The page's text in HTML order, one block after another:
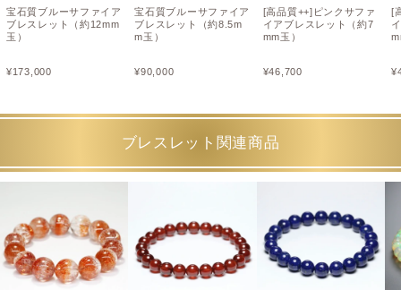
宝石質ブルーサファイア
ブレスレット（約12mm
玉）
¥173,000
宝石質ブルーサファイア
ブレスレット（約8.5m
m玉）
¥90,000
[高品質++]ピンクサファ
イアブレスレット（約7
mm玉）
¥46,700
[
¥
ブレスレット関連商品